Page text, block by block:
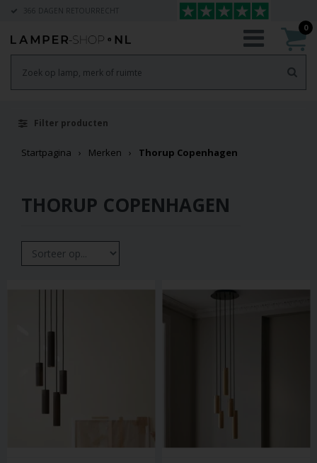
366 DAGEN RETOURRECHT
0
Filter producten
Startpagina Merken Thorup Copenhagen
THORUP COPENHAGEN